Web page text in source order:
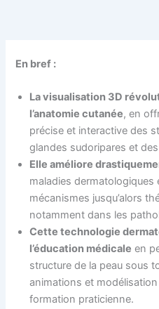
En bref :
La visualisation 3D
l’anatomie cutanée, en
précise et interactive des
glandes sudoripares et
Elle améliore
maladies dermatologiques
mécanismes jusqu’alors
notamment dans les
Cette technologie
l’éducation médicale en
structure de la peau sous
animations et
formation praticienne.